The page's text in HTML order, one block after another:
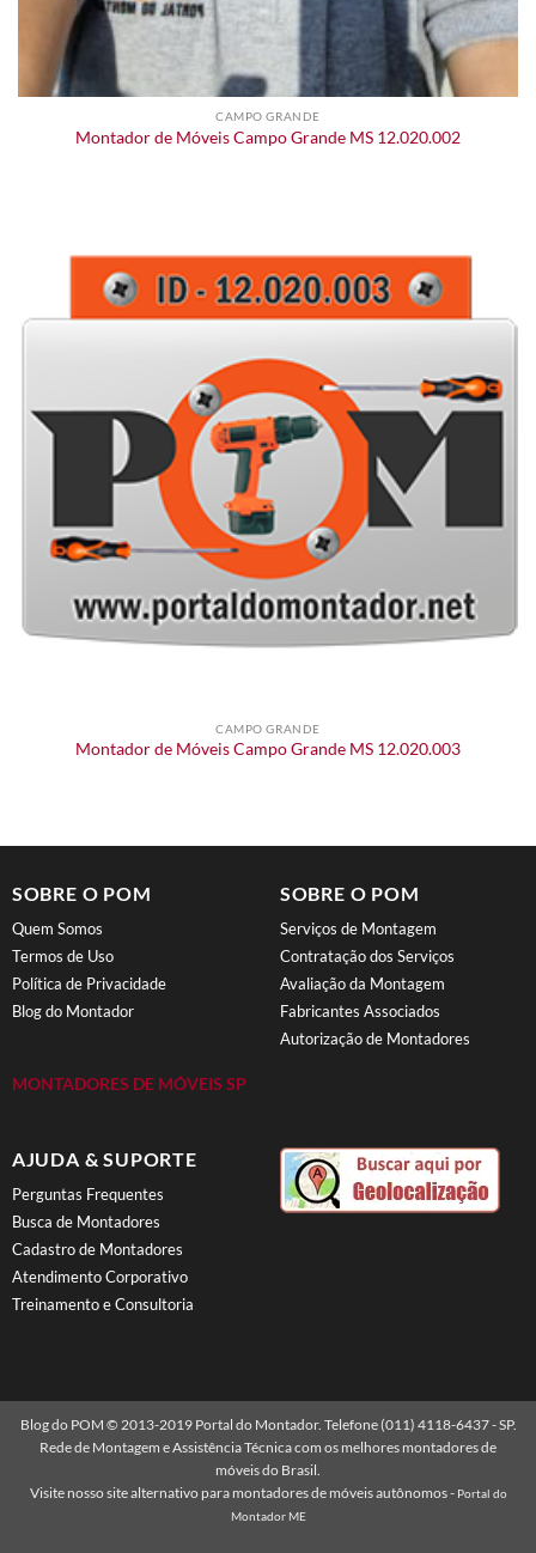
CAMPO GRANDE
Montador de Móveis Campo Grande MS 12.020.002
CAMPO GRANDE
Montador de Móveis Campo Grande MS 12.020.003
SOBRE O POM
Quem Somos
Termos de Uso
Política de Privacidade
Blog do Montador
MONTADORES DE MÓVEIS SP
SOBRE O POM
Serviços de Montagem
Contratação dos Serviços
Avaliação da Montagem
Fabricantes Associados
Autorização de Montadores
AJUDA & SUPORTE
Perguntas Frequentes
Busca de Montadores
Cadastro de Montadores
Atendimento Corporativo
Treinamento e Consultoria
Blog do POM © 2013-2019 Portal do Montador. Telefone (011) 4118-6437 - SP.
Rede de Montagem e Assistência Técnica com os melhores montadores de
móveis do Brasil.
Visite nosso site alternativo para montadores de móveis autônomos - Portal do
Montador ME